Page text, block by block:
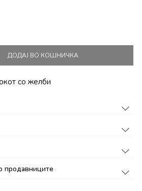
ДОДАЈ ВО КОШНИЧКА
со желби
продавниците